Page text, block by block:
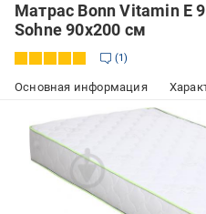
Матрас Bonn Vitamin E
Sohne 90х200 см
1
Основная информация